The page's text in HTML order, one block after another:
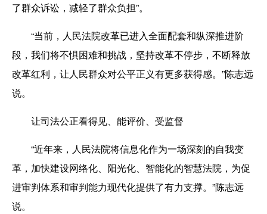
了群众诉讼，减轻了群众负担”。
“当前，人民法院改革已进入全面配套和纵深推进阶
段，我们将不惧困难和挑战，坚持改革不停步，不断释放
改革红利，让人民群众对公平正义有更多获得感。”陈志远
说。
让司法公正看得见、能评价、受监督
“近年来，人民法院将信息化作为一场深刻的自我变
革，加快建设网络化、阳光化、智能化的智慧法院，为促
进审判体系和审判能力现代化提供了有力支撑。”陈志远
说。